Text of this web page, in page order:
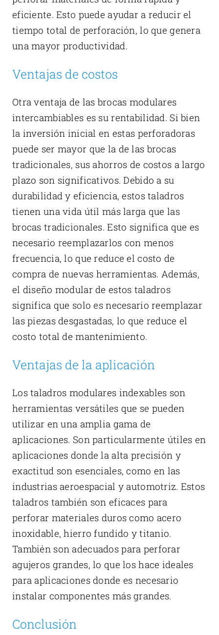
eficiente. Esto puede ayudar a reducir el
tiempo total de perforación, lo que genera
una mayor productividad.
Ventajas de costos
Otra ventaja de las brocas modulares
intercambiables es su rentabilidad. Si bien
la inversión inicial en estas perforadoras
puede ser mayor que la de las brocas
tradicionales, sus ahorros de costos a largo
plazo son significativos. Debido a su
durabilidad y eficiencia, estos taladros
tienen una vida útil más larga que las
brocas tradicionales. Esto significa que es
necesario reemplazarlos con menos
frecuencia, lo que reduce el costo de
compra de nuevas herramientas. Además,
el diseño modular de estos taladros
significa que solo es necesario reemplazar
las piezas desgastadas, lo que reduce el
costo total de mantenimiento.
Ventajas de la aplicación
Los taladros modulares indexables son
herramientas versátiles que se pueden
utilizar en una amplia gama de
aplicaciones. Son particularmente útiles en
aplicaciones donde la alta precisión y
exactitud son esenciales, como en las
industrias aeroespacial y automotriz. Estos
taladros también son eficaces para
perforar materiales duros como acero
inoxidable, hierro fundido y titanio.
También son adecuados para perforar
agujeros grandes, lo que los hace ideales
para aplicaciones donde es necesario
instalar componentes más grandes.
Conclusión